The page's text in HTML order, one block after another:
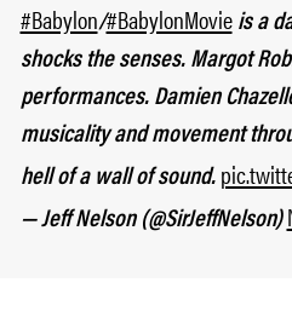
#Babylon/#BabylonMovieis a
shocks the senses. Margot
performances. Damien
musicality and movement
hell of a wall of sound.
— Jeff Nelson (@SirJeffNelson)